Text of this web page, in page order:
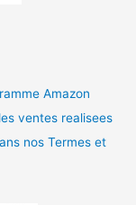
Amazon
ventes realisees
nos Termes et